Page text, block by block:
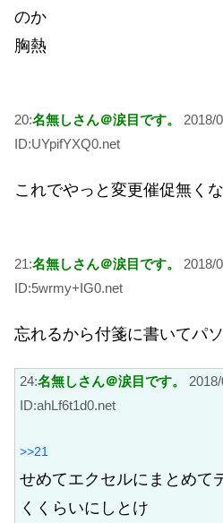
のか
胸熱
20:名無しさん＠涙目です。
2018/
ID:UYpifYXQ0.net
これでやっと変更催促無く
21:名無しさん＠涙目です。
2018/
ID:5wrmy+IG0.net
忘れるから付箋に書いてパ
24:名無しさん＠涙目です。
ID:ahLf6t1d0.net
>>21
せめてエクセルにまとめて
くくらいにしとけ